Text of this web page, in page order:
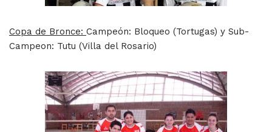
Copa de Bronce: Campeón: Bloqueo (Tortugas) y Sub-
Campeon: Tutu (Villa del Rosario)